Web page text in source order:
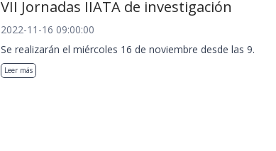
VII Jornadas IIATA de investigación
2022-11-16 09:00:00
Se realizarán el miércoles 16 de noviembre desde las 9.
Leer más